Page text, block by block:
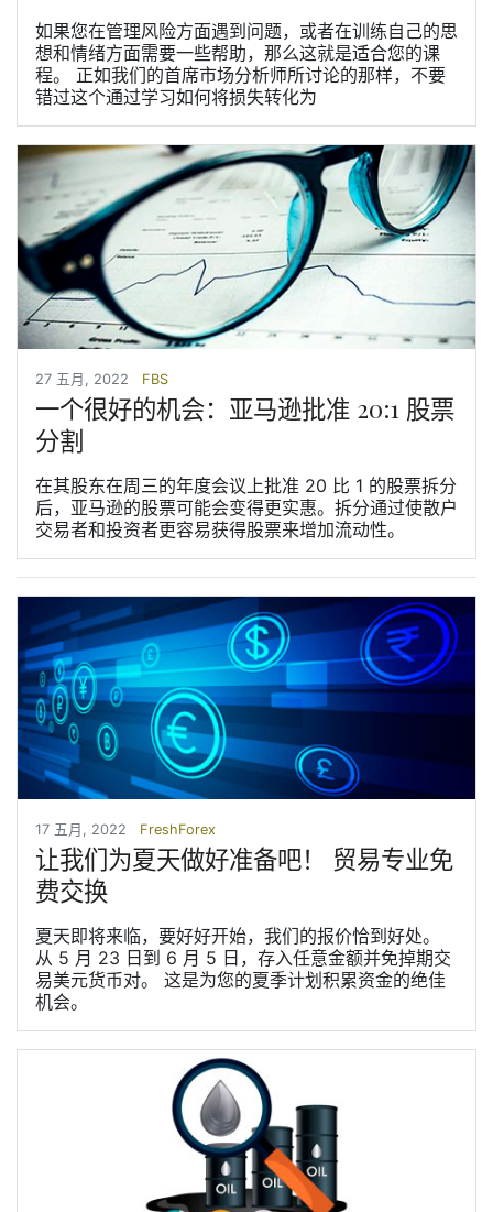
如果您在管理风险方面遇到问题，或者在训练自己的思
想和情绪方面需要一些帮助，那么这就是适合您的课
程。 正如我们的首席市场分析师所讨论的那样，不要
错过这个通过学习如何将损失转化为
27 五月, 2022 FBS
一个很好的机会：亚马逊批准 20:1 股票
分割
在其股东在周三的年度会议上批准 20 比 1 的股票拆分
后，亚马逊的股票可能会变得更实惠。拆分通过使散户
交易者和投资者更容易获得股票来增加流动性。
17 五月, 2022 FreshForex
让我们为夏天做好准备吧！ 贸易专业免
费交换
夏天即将来临，要好好开始，我们的报价恰到好处。
从 5 月 23 日到 6 月 5 日，存入任意金额并免掉期交
易美元货币对。 这是为您的夏季计划积累资金的绝佳
机会。